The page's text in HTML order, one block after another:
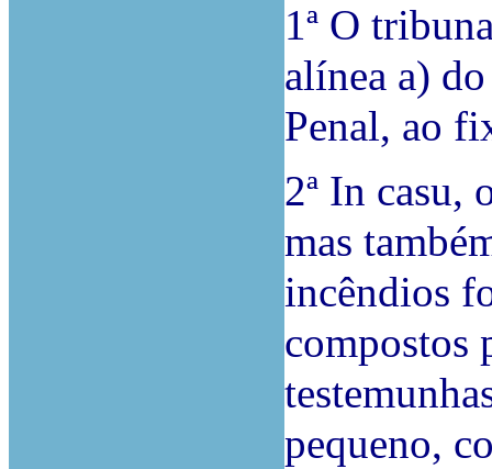
1ª O
alínea a)
Penal, ao
2ª In casu,
mas
incêndios
compostos
pequeno,